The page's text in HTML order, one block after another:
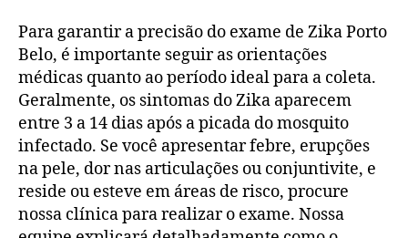
Para garantir a precisão do exame de Zika Porto
Belo, é importante seguir as orientações
médicas quanto ao período ideal para a coleta.
Geralmente, os sintomas do Zika aparecem
entre 3 a 14 dias após a picada do mosquito
infectado. Se você apresentar febre, erupções
na pele, dor nas articulações ou conjuntivite, e
reside ou esteve em áreas de risco, procure
nossa clínica para realizar o exame. Nossa